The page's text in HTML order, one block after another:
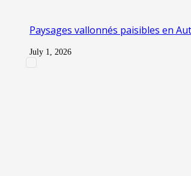
Paysages vallonnés paisibles en
July 1, 2026